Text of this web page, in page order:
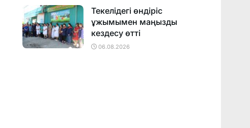
Текелідегі өндіріс
ұжымымен маңызды
кездесу өтті
06.08.2026